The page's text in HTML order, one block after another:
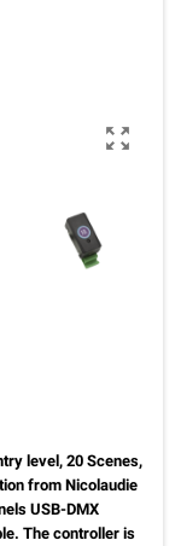

level, 20 Scenes,
from Nicolaudie
USB-DMX
The controller is